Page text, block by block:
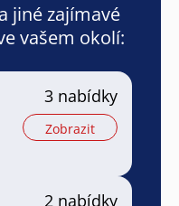
jiné zajímavé
vašem okolí:
3 nabídky
Zobrazit
2 nabídky